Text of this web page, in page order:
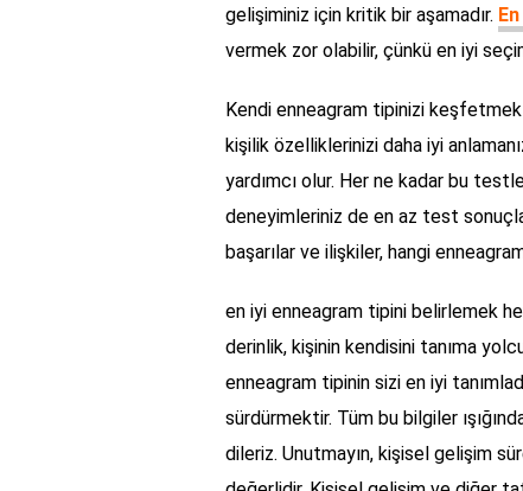
gelişiminiz için kritik bir aşamadır.
vermek zor olabilir, çünkü en iyi
Kendi enneagram tipinizi
kişilik özelliklerinizi daha iyi
yardımcı olur. Her ne kadar bu
deneyimleriniz de en az test
başarılar ve ilişkiler, hangi
en iyi enneagram tipini belirlemek
derinlik, kişinin kendisini tanıma
enneagram tipinin sizi en iyi
sürdürmektir. Tüm bu bilgiler
dileriz. Unutmayın, kişisel gelişim